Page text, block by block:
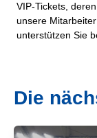
VIP-Tickets,
unsere
unterstützen Sie
Die